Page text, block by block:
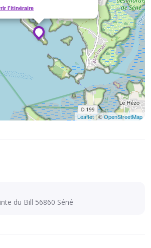
l'itinéraire
Leaflet| ©OpenStreetMap
du Bill 56860 Séné